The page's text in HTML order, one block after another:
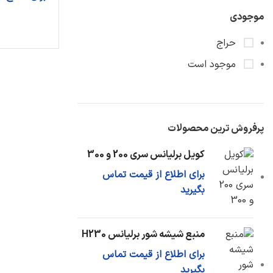
موجودی
حراج
موجود است
پرفروش ترین محصولات
کویل برلیانس سری 200 و 300
برای اطلاع از قیمت تماس
بگیرید
منبع شیشه شور برلیانس H230
برای اطلاع از قیمت تماس
بگیرید